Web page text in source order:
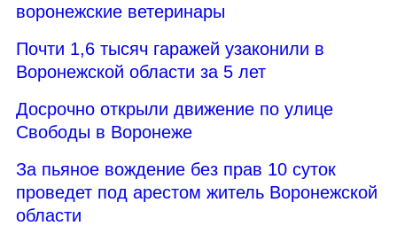
воронежские ветеринары
Почти 1,6 тысяч гаражей узаконили в
Воронежской области за 5 лет
Досрочно открыли движение по улице
Свободы в Воронеже
За пьяное вождение без прав 10 суток
проведет под арестом житель Воронежской
области